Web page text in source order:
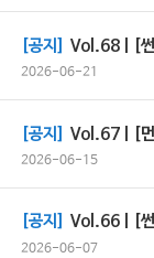
[공지] Vol.68 | [썬
2026-06-21
[공지] Vol.67 | [먼
2026-06-15
[공지] Vol.66 | [썬
2026-06-07